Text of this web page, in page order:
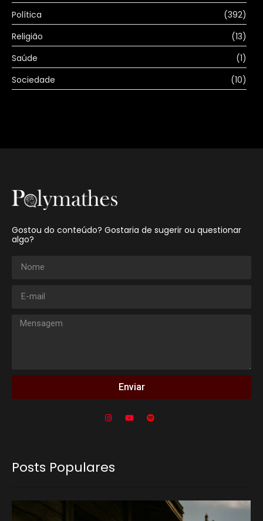
Política
(392)
Religião
(13)
Saúde
(1)
Sociedade
(10)
Gostou do conteúdo? Gostaria de sugerir ou questionar
algo?
Enviar
Posts Populares